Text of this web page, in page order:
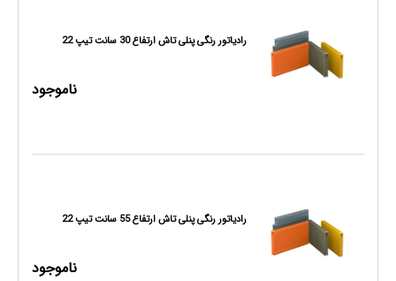
رادیاتور رنگی پنلی تاش ارتفاع 30 سانت تیپ 22
ناموجود
رادیاتور رنگی پنلی تاش ارتفاع 55 سانت تیپ 22
ناموجود